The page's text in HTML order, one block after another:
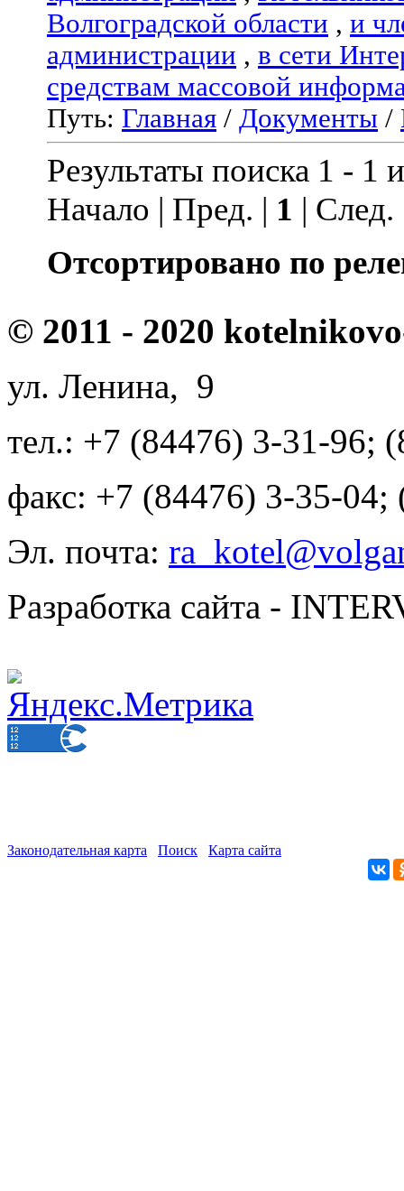
Волгоградской области , и
администрации , в сети
средствам массовой
Путь: Главная / Документы /
Результаты поиска 1 - 1
Начало | Пред. | 1 |
Отсортировано по
© 2011 - 2020
ул. Ленина, 9
тел.: +7 (84476) 3-31-96;
факс: +7 (84476) 3-35-04;
Эл. почта:
Разработка сайта -
Законодательная карта Поиск Карта сайта